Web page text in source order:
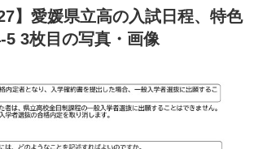
】愛媛県立高の入試日程、特色
5 3枚目の写真・画像